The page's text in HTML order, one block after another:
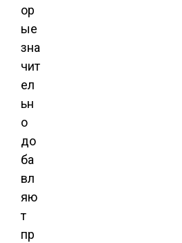
ор
ые
зна
чит
ел
ьн
о
до
ба
вл
яю
т
пр